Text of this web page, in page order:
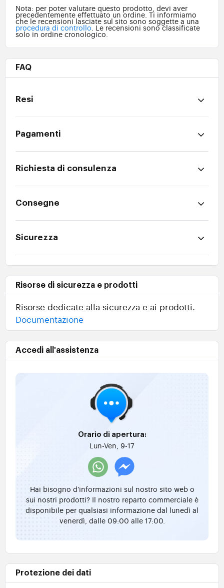
Nota: per poter valutare questo prodotto, devi aver
precedentemente effettuato un ordine. Ti informiamo
che le recensioni lasciate sul sito sono soggette a una
procedura di controllo . Le recensioni sono classificate
solo in ordine cronologico.
FAQ
Resi
Pagamenti
Richiesta di consulenza
Consegne
Sicurezza
Risorse di sicurezza e prodotti
Risorse dedicate alla sicurezza e ai prodotti.
Documentazione
Accedi all'assistenza
Orario di apertura:
Lun-Ven, 9-17
Hai bisogno d'informazioni sul nostro sito web o
sui nostri prodotti? Il nostro reparto commerciale è
disponibile per qualsiasi informazione dal lunedì al
venerdì, dalle 09:00 alle 17:00.
Protezione dei dati